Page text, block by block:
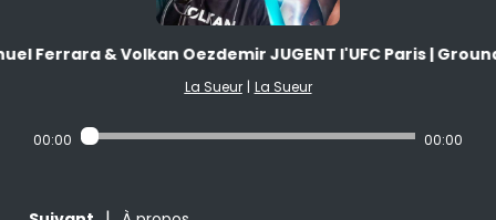
Ferrara & Volkan Oezdemir JUGENT l'UFC Paris |
La Sueur | La Sueur
00:00 00:00